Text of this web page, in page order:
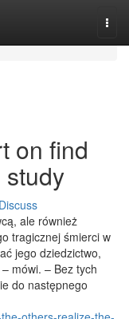
on find
Discuss
ale również
tragicznej śmierci w
jego dziedzictwo,
mówi. – Bez tych
do następnego